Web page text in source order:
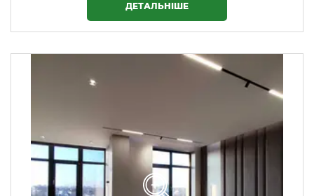
ДЕТАЛЬНІШЕ